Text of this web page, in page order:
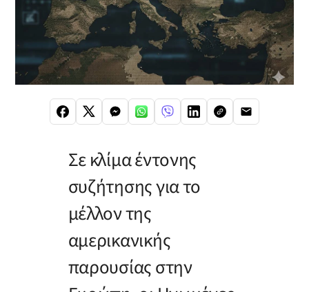
Σε κλίμα έντονης
συζήτησης για το
μέλλον της
αμερικανικής
παρουσίας στην